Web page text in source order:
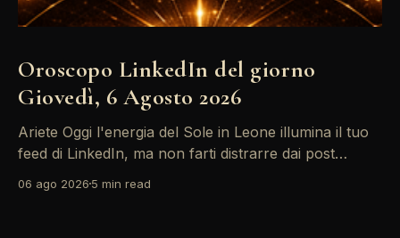
Oroscopo LinkedIn del giorno
Giovedì, 6 Agosto 2026
Ariete Oggi l'energia del Sole in Leone illumina il tuo
feed di LinkedIn, ma non farti distrarre dai post
tuoi desideri professionali! Giove ti spinge verso il
06 ago 2026 5 min read